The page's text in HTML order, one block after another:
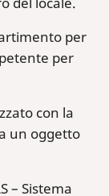
per
per
con la
un oggetto
– Sistema